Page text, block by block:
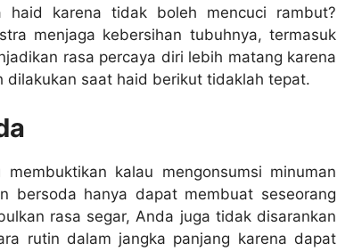
haid karena tidak boleh mencuci rambut?
menjaga kebersihan tubuhnya, termasuk
rasa percaya diri lebih matang karena
saat haid berikut tidaklah tepat.
kalau mengonsumsi minuman
bersoda hanya dapat membuat seseorang
rasa segar, Anda juga tidak disarankan
rutin dalam jangka panjang karena dapat